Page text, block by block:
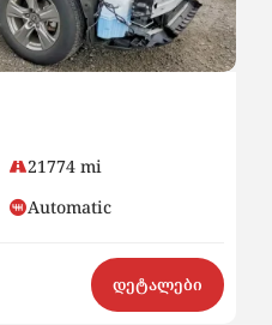
71801 mi
Automatic
დეტალები